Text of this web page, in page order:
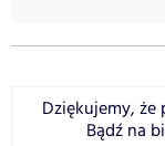
Dziękujemy, że
Bądź na